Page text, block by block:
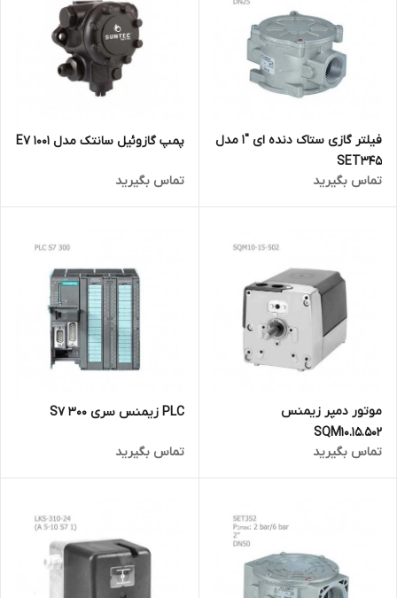
فیلتر گازی ستاک دنده ای "1 مدل
SET345
تماس بگیرید
پمپ گازوئیل سانتک مدل E7 1001
تماس بگیرید
موتور دمپر زیمنس
SQM10.15.502
تماس بگیرید
PLC زیمنس سری S7 300
تماس بگیرید